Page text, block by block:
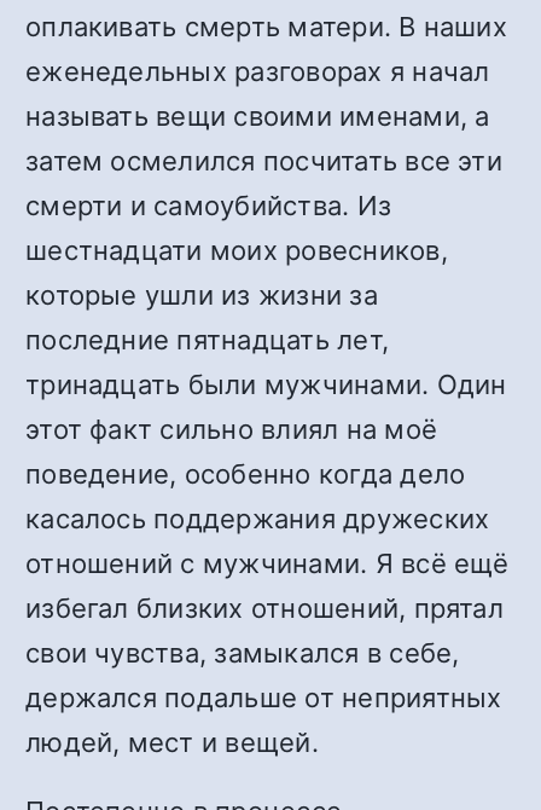
оплакивать смерть матери. В наших
еженедельных разговорах я начал
называть вещи своими именами, а
затем осмелился посчитать все эти
смерти и самоубийства. Из
шестнадцати моих ровесников,
которые ушли из жизни за
последние пятнадцать лет,
тринадцать были мужчинами. Один
этот факт сильно влиял на моё
поведение, особенно когда дело
касалось поддержания дружеских
отношений с мужчинами. Я всё ещё
избегал близких отношений, прятал
свои чувства, замыкался в себе,
держался подальше от неприятных
людей, мест и вещей.